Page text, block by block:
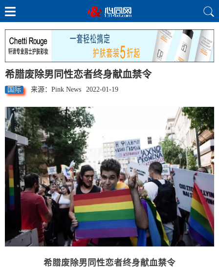
希腊废除男同性恋者终身献血禁令
国际 来源：Pink News 2022-01-19
希腊废除男同性恋者终身献血禁令